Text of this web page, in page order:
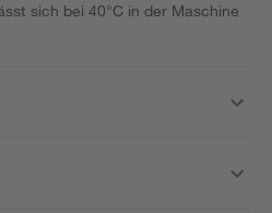
sich bei 40°C in der Maschine